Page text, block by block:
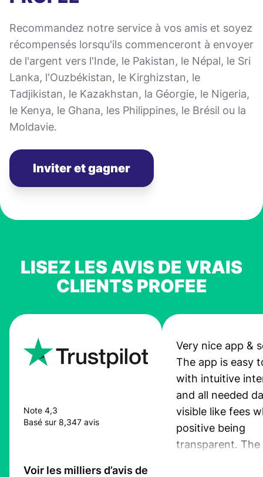
Recommandez notre service à vos amis et soyez
récompensés lorsqu'ils commenceront à envoyer
de l'argent vers l'Inde, le Pakistan, le Népal, le Sri
Lanka, l'Ouzbékistan, le Kirghizstan, le
Tadjikistan, le Kazakhstan, la Géorgie, le Nigeria,
le Kenya, le Ghana, les Philippines, le Brésil ou la
Moldavie.
Inviter et gagner
LISEZ LES AVIS DE VRAIS
CLIENTS PROFEE
Note 4,3
Basé sur 8,347 avis
Voir les milliers d’avis de
Very nice app &
The app is easy
with intuitive
and all needed
visible like fees
positive being
transparent. The